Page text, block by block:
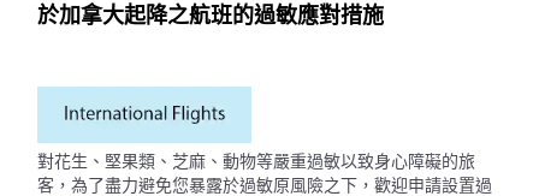
於加拿大起降之航班的過敏應對措施
對花生、堅果類、芝麻、動物等嚴重過敏以致身心障礙的旅
客，為了盡力避免您暴露於過敏原風險之下，歡迎申請設置過